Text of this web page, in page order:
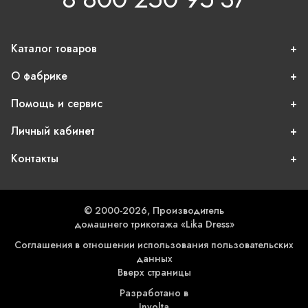
Каталог товаров
О фабрике
Помощь и сервис
Личный кабинет
Контакты
© 2000-2026, Производитель
домашнего трикотажа «Lika Dress»
Соглашения в отношении использования пользовательских
данных
Вверх страницы
Разработано в